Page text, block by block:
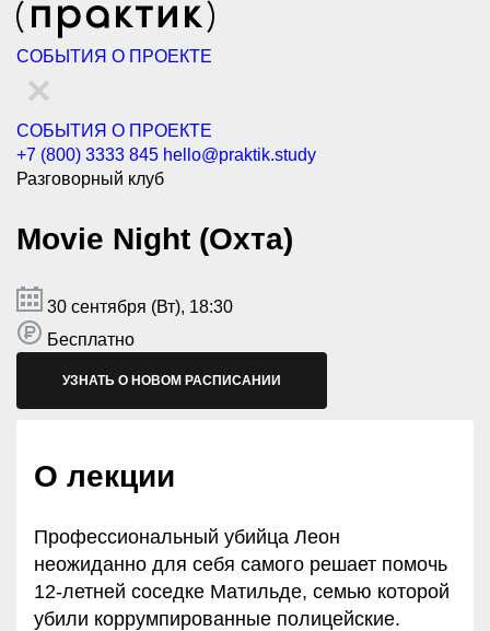
СОБЫТИЯ О ПРОЕКТЕ
СОБЫТИЯ О ПРОЕКТЕ
+7 (800) 3333 845 hello@praktik.study
Разговорный клуб
Movie Night (Охта)
30 сентября (Вт), 18:30
Бесплатно
УЗНАТЬ О НОВОМ РАСПИСАНИИ
О лекции
Профессиональный убийца Леон
неожиданно для себя самого решает помочь
12-летней соседке Матильде, семью которой
убили коррумпированные полицейские.